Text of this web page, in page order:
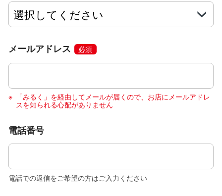
メールアドレス 必須
「みるく」を経由してメールが届くので、お店にメールアドレ
スを知られる心配がありません
電話番号
電話での返信をご希望の方はご入力ください